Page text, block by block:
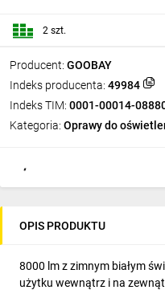
Producent: GOOBAY
Indeks producenta: 49984
Indeks TIM: 0001-00014-
Kategoria: Oprawy do
2 szt.
OPIS PRODUKTU
8000 lm z zimnym białym
użytku wewnątrz i na